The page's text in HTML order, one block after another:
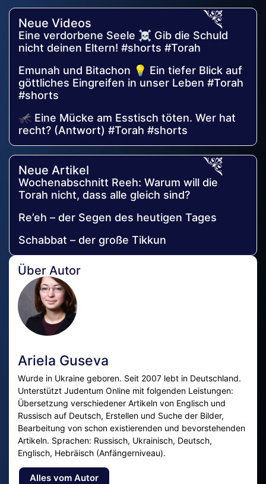
Neue Videos
Eine verdorbene Seele ☠️ Gib die Schuld
nicht deinen Eltern! #shorts #Torah
Emunah und Bitachon 💡 Ein tiefer Blick auf
göttliches Eingreifen in unser Leben #Torah
#shorts
🦟 Eine Mücke am Esstisch töten. Wer hat
recht? (Antwort) #Torah #shorts
Neue Artikel
Wochenabschnitt Reeh: Warum will die
Torah nicht, dass alle gleich sind?
Re’eh – der Segen des heutigen Tages
Schabbat – der große Tikkun
Über Autor
Ariela Guseva
Wurde in Ukraine geboren. Seit 2007 lebt in Deutschland.
Unterstützt Judentum Online mit folgenden Leistungen:
Übersetzung verschiedener Artikeln von Englisch und
Russisch auf Deutsch, Erstellen und Suche der Bilder,
Bearbeitung von schon existierenden und bevorstehenden
Artikeln. Sprachen: Russisch, Ukrainisch, Deutsch,
Englisch, Hebräisch (Anfängerniveau).
Alles vom Autor